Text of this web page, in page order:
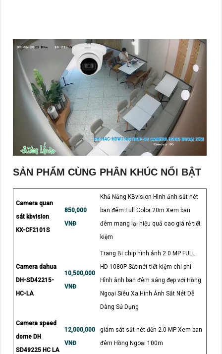
SẢN PHẨM CÙNG PHÂN KHÚC NỔI BẬT
Camera quan
sát kbvision
KX-CF2101S
850,000
VNĐ
Khả Năng KBvision Hình ảnh sắt nét
ban đêm Full Color 20m Xem ban
đêm mang lại hiệu quả cao giá rẻ tiết
kiệm
Camera dahua
DH-SD42215-
HC-LA
10,500,000
VNĐ
Trang Bị chip hình ảnh 2.0 MP FULL
HD 1080P Sắt nét tiết kiệm chi phí
Hình ảnh ban đêm sáng đẹp với Hồng
Ngoại Siêu Xa Hình Ảnh Sắt Nét Dễ
Dàng Sử Dụng
Camera speed
dome DH
SD49225 HC LA
12,000,000
VNĐ
giám sát sắt nét đến 2.0 MP Xem ban
đêm Hồng Ngoại 100m